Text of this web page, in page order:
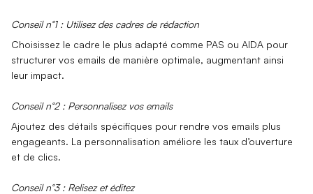
Conseil n°1 : Utilisez des cadres de rédaction
Choisissez le cadre le plus adapté comme PAS ouAIDA pour
structurer vos emails de manière optimale, augmentant ainsi
leur impact.
Conseil n°2 : Personnalisez vos emails
Ajoutez des détails spécifiques pour rendre vos emails plus
engageants. La personnalisation améliore les taux d’ouverture
et de clics.
Conseil n°3 : Relisez et éditez